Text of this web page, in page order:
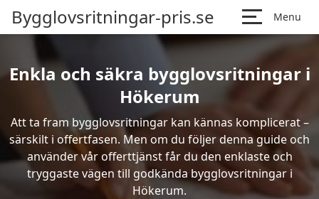
Bygglovsritningar-pris.se Menu
Enkla och säkra bygglovsritningar i
Hökerum
Att ta fram bygglovsritningar kan kännas komplicerat –
särskilt i offertfasen. Men om du följer denna guide och
använder vår offerttjänst får du den enklaste och
tryggaste vägen till godkända bygglovsritningar i
Hökerum.